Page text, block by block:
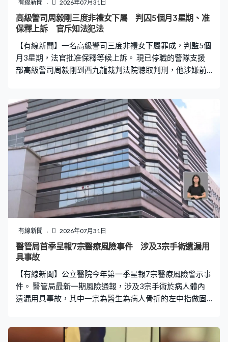
有線新聞 2026年07月31日
高級警司周毅剛三度非禮女下屬 判囚5個月3星期、准
保釋上訴 官斥知法犯法
【有線新聞】一名高級警司三度非禮女下屬罪成，判監5個
月3星期，法官批准保釋等候上訴。 現已停職的警隊支援
部高級警司周毅剛到西九龍裁判法院聽取判刑，他涉嫌前
求情時呈交22封求情信，包括由現任和退役總警司、區議
員等人撰寫，讚賞周毅剛工作上的表現，同袍有困難時亦
會伸出援手。與他相愛20年的女友，案發後一直陪伴在
側，包括旁聽支持，她信中亦提及周毅剛對家人無微不至
的照顧。代表律師稱，周毅剛過往成就、名譽地位，以及
兒時當警員的理想都因案件摧毁，希望法庭輕判。 裁判官
判刑時稱案件嚴重，被告身為高級警司知法犯法，在辦公
室侵犯事主，不顧身處的專業環境，加上被告在警署有一
定權威，又是事主「上司的上司」，有份簽署事主的工作
評核，因此事主要揭發存在壓力。 事主的心理報告指出，
案件使她常發惡夢，害怕街上遇見被告，法官認為被告對
待女性的行為在現今文明社會是不容許出現，應判處監禁
式刑罰。三項非禮罪各自因良好背景得以扣減刑期，其中
靜，法官聽取雙方陳詞後，批准他以十萬元
有線新聞 2026年07月31日
醫管局首季呈報7宗醫療風險事件 涉及3宗手術遺漏用
具事故
【有線新聞】公立醫院今年第一季呈報7宗醫療風險警示事
件。 醫管局最新一期風險通報，涉及3宗手術於病人體內
遺漏用具事故，其中一宗為醫生為病人骨折的左中指做固
頭短了約4毫米。另外亦有3宗在錯誤部位進行手術的個